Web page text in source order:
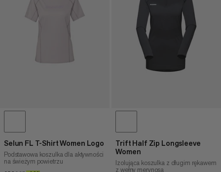
CENA WYSOKA DO NISKA
CO NOWEGO
Selun FL T-Shirt Women Logo
Podstawowa koszulka dla aktywności
na świeżym powietrzu
Trift Half Zip Longsleeve
Women
Izolująca koszulka z długim rękawem
z wełny merynosa